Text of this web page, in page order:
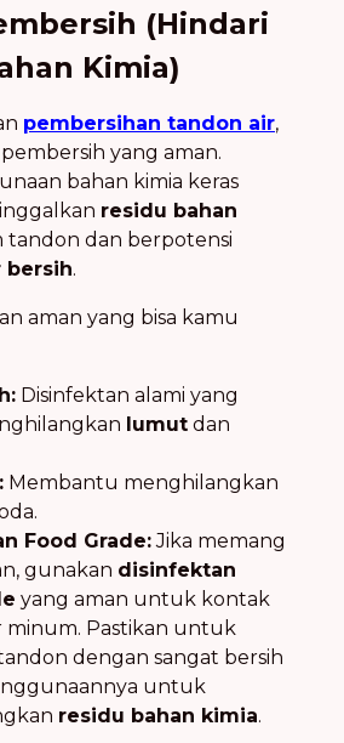
(Hindari
Kimia)
pembersihan tandon air,
yang aman.
bahan kimia keras
residu bahan
tandon dan berpotensi
bersih.
aman yang bisa kamu
Disinfektan alami yang
lumut dan
Membantu menghilangkan
Food Grade:Jika memang
gunakan disinfektan
yang aman untuk kontak
minum. Pastikan untuk
dengan sangat bersih
untuk
residu bahan kimia.